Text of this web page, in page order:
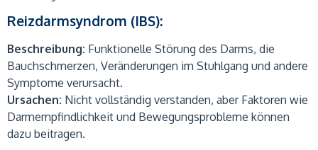
Reizdarmsyndrom (IBS):
Beschreibung: Funktionelle Störung des Darms, die
Bauchschmerzen, Veränderungen im Stuhlgang und andere
Symptome verursacht.
Ursachen: Nicht vollständig verstanden, aber Faktoren wie
Darmempfindlichkeit und Bewegungsprobleme können
dazu beitragen.